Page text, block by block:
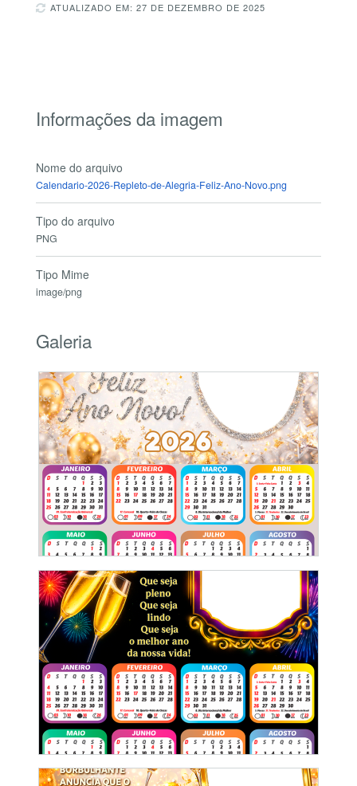
ATUALIZADO EM: 27 DE DEZEMBRO DE 2025
Informações da imagem
Nome do arquivo
Calendario-2026-Repleto-de-Alegria-Feliz-Ano-Novo.png
Tipo do arquivo
PNG
Tipo Mime
image/png
Galeria